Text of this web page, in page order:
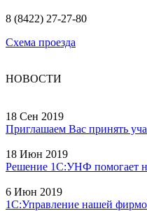
8 (8422) 27-27-80
Схема проезда
НОВОСТИ
18 Сен 2019
Приглашаем Вас принять
18 Июн 2019
Решение 1С:УНФ помогает
6 Июн 2019
1С:Управление нашей